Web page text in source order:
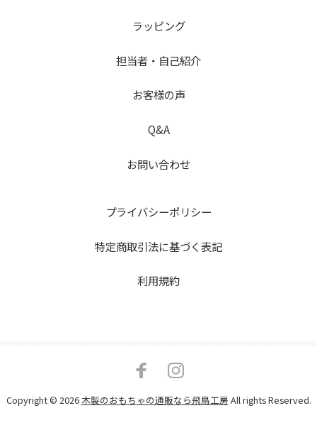
ラッピング
担当者・自己紹介
お客様の声
Q&A
お問い合わせ
プライバシーポリシー
特定商取引法に基づく表記
利用規約
Copyright © 2026木製のおもちゃの通販なら飛鳥工房 All rights Reserved.